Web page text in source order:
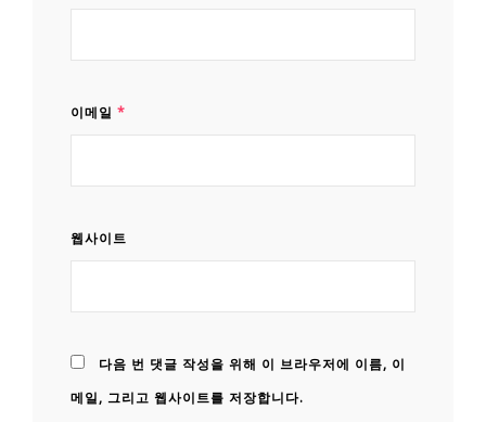
이메일 *
웹사이트
다음 번 댓글 작성을 위해 이 브라우저에 이름, 이
메일, 그리고 웹사이트를 저장합니다.